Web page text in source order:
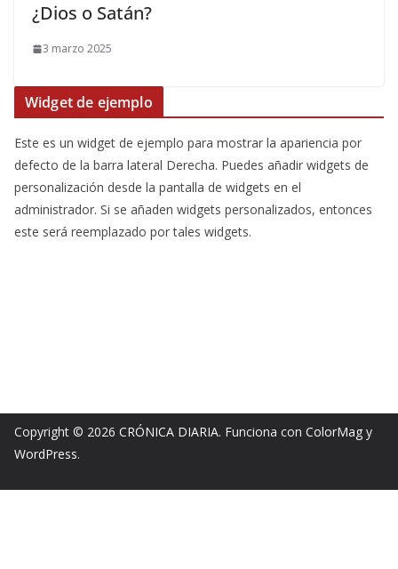
¿Dios o Satán?
3 marzo 2025
Widget de ejemplo
Este es un widget de ejemplo para mostrar la apariencia por
defecto de la barra lateral Derecha. Puedes añadir widgets de
personalización desde la pantalla de widgets en el
administrador. Si se añaden widgets personalizados, entonces
este será reemplazado por tales widgets.
Copyright © 2026 CRÓNICA DIARIA. Funciona con ColorMag y
WordPress.